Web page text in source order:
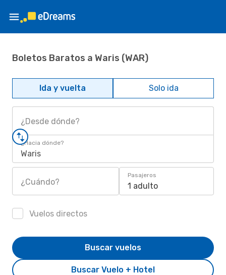
Boletos Baratos a Waris (WAR)
Ida y vuelta Solo ida
¿Desde dónde?
¿Hacia dónde?
Waris
¿Cuándo?
Pasajeros
1 adulto
Vuelos directos
Buscar Vuelo + Hotel
Buscar vuelos